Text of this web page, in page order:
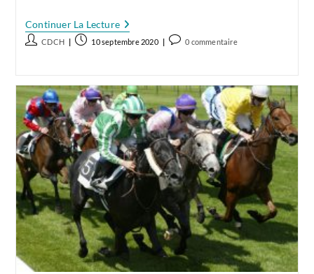
Continuer La LectureLes
Courses
C’est
3
Bonnes
Raisons
Pour
Lesquelles
Elles
Devraient
Vous
Intéresser
Auteur/autrice
publication :
CDCH
Publication
10 septembre 2020
Commentaires
publication :
0 commentaire